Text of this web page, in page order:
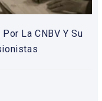
La CNBV Y Su